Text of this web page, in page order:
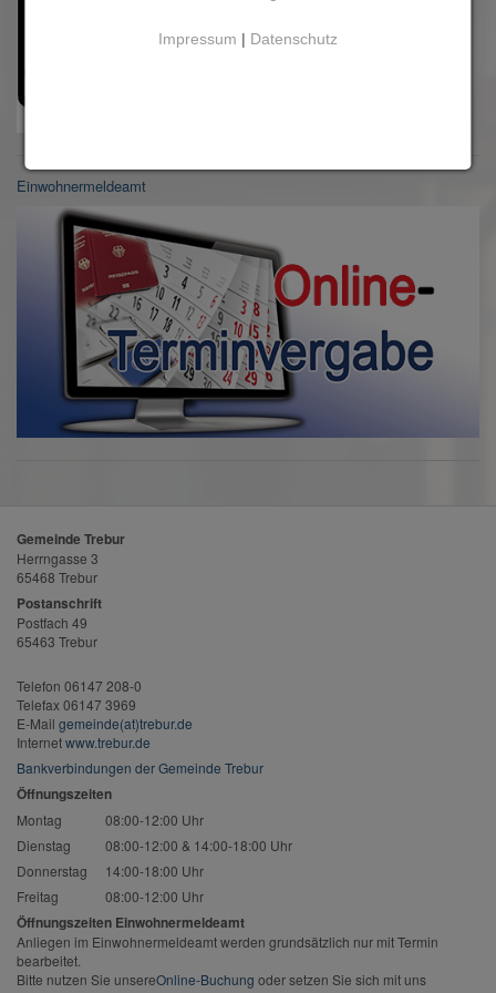
Einwohnermeldeamt
Gemeinde Trebur
Herrngasse 3
65468 Trebur
Postanschrift
Postfach 49
65463 Trebur
Telefon 06147 208-0
Telefax 06147 3969
E-Mail gemeinde(at)trebur.de
Internetwww.trebur.de
Bankverbindungen der Gemeinde Trebur
Öffnungszeiten
Montag
08:00-12:00 Uhr
Dienstag
08:00-12:00 & 14:00-18:00 Uhr
Donnerstag
14:00-18:00 Uhr
Freitag
08:00-12:00 Uhr
Öffnungszeiten Einwohnermeldeamt
Anliegen im Einwohnermeldeamt werden grundsätzlich nur mit Termin
bearbeitet.
Bitte nutzen Sie unsereOnline-Buchung oder setzen Sie sich mit uns
Impressum | Datenschutz